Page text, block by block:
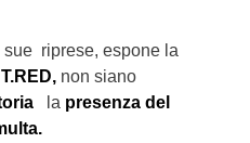
riprese, espone la
T.RED, non siano
la presenza del